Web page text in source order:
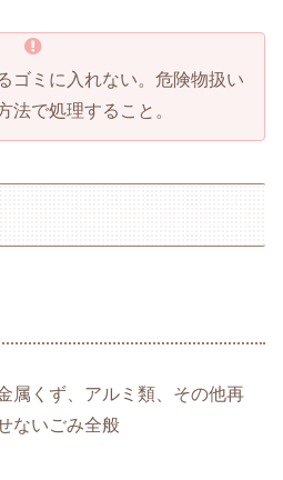
ゴミに入れない。危険物扱い
法で処理すること。
属くず、アルミ類、その他再
ないごみ全般